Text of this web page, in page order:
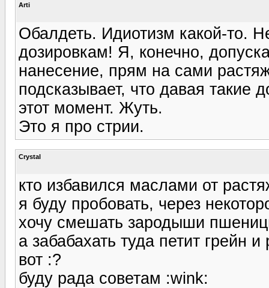
Arti
Обалдеть. Идиотизм какой-то.
дозировкам! Я, конечно,
нанесение, прям на сами
подсказывает, что давая такие
этот момент. Жуть.
Это я про стрии.
Crystal
кто избавился маслами от
я буду пробовать, через
хочу смешать зародыши
а забабахать туда петит грейн
вот :?
буду рада советам :wink: